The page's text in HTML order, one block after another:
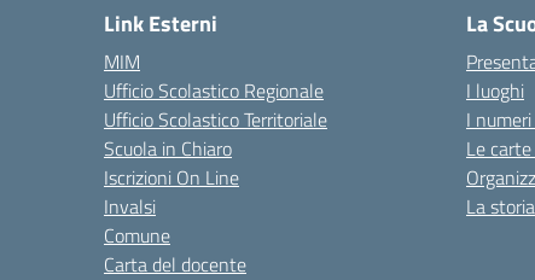
Link Esterni
MIM
Ufficio Scolastico Regionale
Ufficio Scolastico Territoriale
Scuola in Chiaro
Iscrizioni On Line
Invalsi
Comune
Carta del docente
La
I luoghi
I
Le
La storia